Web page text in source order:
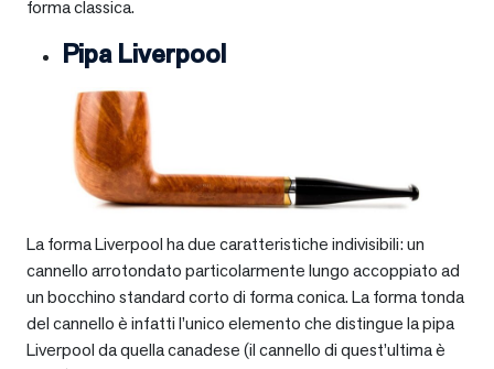
forma classica.
Pipa Liverpool
La forma Liverpool ha due caratteristiche indivisibili: un
cannello arrotondato particolarmente lungo accoppiato ad
un bocchino standard corto di forma conica. La forma tonda
del cannello è infatti l’unico elemento che distingue la pipa
Liverpool da quella canadese (il cannello di quest’ultima è